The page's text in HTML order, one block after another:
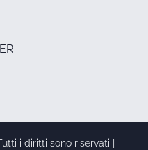
i diritti sono riservati |